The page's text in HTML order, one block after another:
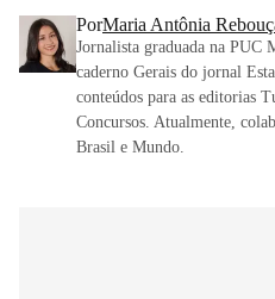
PorMaria Antônia
Jornalista graduada na PUC
caderno Gerais do jornal
conteúdos para as editorias
Concursos. Atualmente,
Brasil e Mundo.